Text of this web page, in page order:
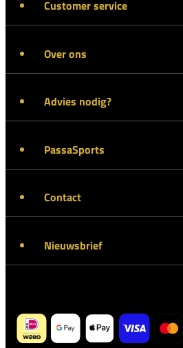
Customer service
Over ons
Advies nodig?
PassaSports
Contact
Nieuwsbrief